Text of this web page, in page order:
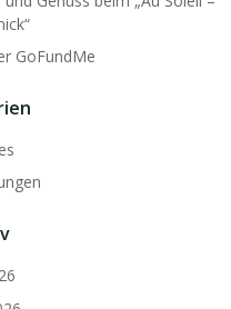
GoFundMe